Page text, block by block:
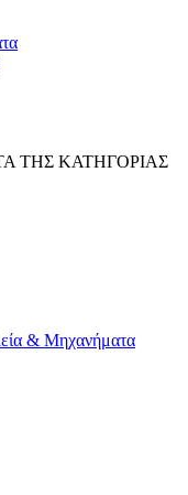
ΤΗΣ ΚΑΤΗΓΟΡΙΑΣ
& Μηχανήματα